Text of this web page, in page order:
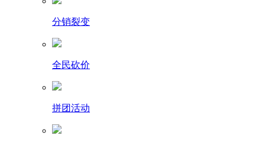
分销裂变
全民砍价
拼团活动